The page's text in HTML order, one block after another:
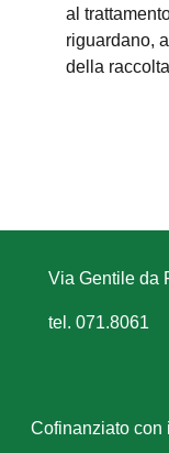
al
riguardano,
della
Via Gentile da
tel. 071.8061
Cofinanziato con